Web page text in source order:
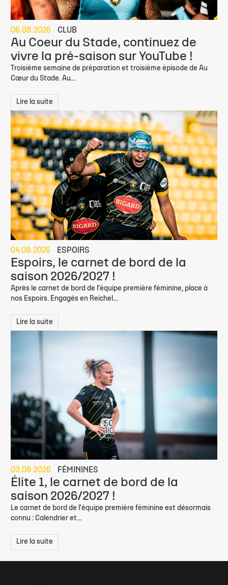
06.08.2026 CLUB
Au Coeur du Stade, continuez de
vivre la pré-saison sur YouTube !
Troisième semaine de préparation et troisième épisode de Au
Cœur du Stade. Au...
Lire la suite
04.08.2026 ESPOIRS
Espoirs, le carnet de bord de la
saison 2026/2027 !
Après le carnet de bord de l'équipe première féminine, place à
nos Espoirs. Engagés en Reichel...
Lire la suite
03.08.2026 FÉMININES
Élite 1, le carnet de bord de la
saison 2026/2027 !
Le carnet de bord de l'équipe première féminine est désormais
connu : Calendrier et...
Lire la suite